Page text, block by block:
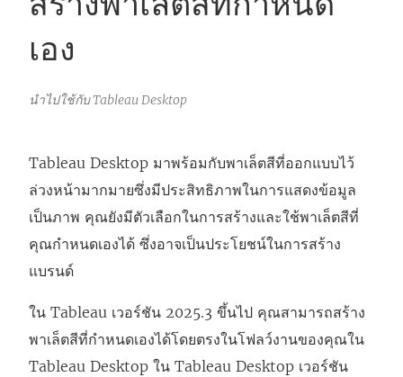
เอง
นำไปใช้กับ Tableau Desktop
Tableau Desktop มาพร้อมกับพาเล็ตสีที่ออกแบบไว้
ล่วงหน้ามากมายซึ่งมีประสิทธิภาพในการแสดงข้อมูล
เป็นภาพ คุณยังมีตัวเลือกในการสร้างและใช้พาเล็ตสีที่
คุณกําหนดเองได้ ซึ่งอาจเป็นประโยชน์ในการสร้าง
แบรนด์
ใน Tableau เวอร์ชัน 2025.3 ขึ้นไป คุณสามารถสร้าง
พาเล็ตสีที่กําหนดเองได้โดยตรงในโฟลว์งานของคุณใน
Tableau Desktop ใน Tableau Desktop เวอร์ชัน